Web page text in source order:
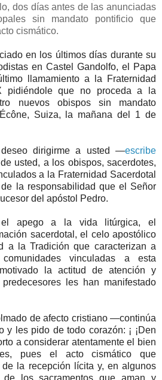
dos días antes de las anunciadas
sin mandato pontificio que
cismático.
en los últimos días durante su
en Castel Gandolfo, el Papa
llamamiento a la Fraternidad
pidiéndole que no proceda a la
nuevos obispos sin mandato
Suiza, la mañana del 1 de
dirigirme a usted —escribe
usted, a los obispos, sacerdotes,
a la Fraternidad Sacerdotal
la responsabilidad que el Señor
del apóstol Pedro.
el apego a la vida litúrgica, el
sacerdotal, el celo apostólico
a la Tradición que caracterizan a
vinculadas a esta
la actitud de atención y
les han manifestado
de afecto cristiano —continúa
les pido de todo corazón: ¡ ¡Den
a considerar atentamente el bien
pues el acto cismático que
la recepción lícita y, en algunos
de los sacramentos que aman y